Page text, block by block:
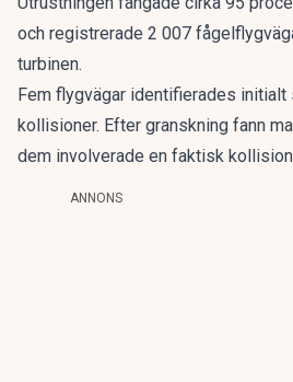
och registrerade 2 007
turbinen.
Fem flygvägar identifierades
kollisioner. Efter granskning fann
dem involverade en faktisk
ANNONS